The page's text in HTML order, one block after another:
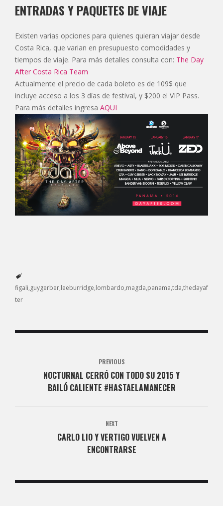
ENTRADAS Y PAQUETES DE VIAJE
Existen varias opciones para quienes quieran viajar desde
Costa Rica, que varian en presupuesto comodidades y
tiempos de viaje. Para más detalles consulta con: The Day
After Costa Rica Team
Actualmente el precio de cada boleto es de 109$ que
incluye acceso a los 3 días de festival, y $200 el VIP Pass.
Para más detalles ingresa AQUI
figali guygerber leeburridge lombardo magda panama tda thedayaf
ter
PREVIOUS
NOCTURNAL CERRÓ CON TODO SU 2015 Y
BAILÓ CALIENTE #HASTAELAMANECER
NEXT
CARLO LIO Y VERTIGO VUELVEN A
ENCONTRARSE